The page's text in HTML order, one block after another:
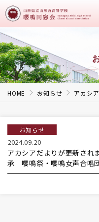
HOME お知らせ アカシ
お知らせ
2024.09.20
アカシアだよりが更新さ
承 嚶鳴祭・嚶鳴女声合唱